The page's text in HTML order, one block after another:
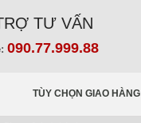
TƯ VẤN
090.77.999.88
TÙY CHỌN GIAO HÀNG